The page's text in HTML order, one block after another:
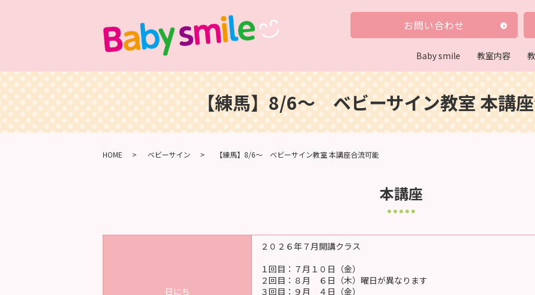
Baby smile 教室内容
お問い合わせ
【練馬】8/6～ ベビーサイン教室 本講
HOME ベビーサイン 【練馬】8/6～ ベビーサイン教室 本講座合流可能
本講座
日にち
２０２６年７月開講クラス
１回目：７月１０日（金）
２回目：８月 ６日（木）曜日が異なります
３回目：９月 ４日（金）